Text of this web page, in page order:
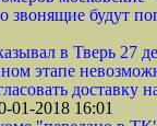
будут
в Тверь 27
этапе
доставку
2018 16:01